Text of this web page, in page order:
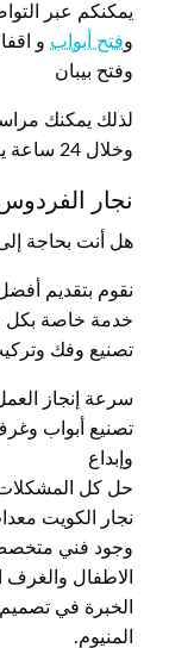
يمكنكم عبر
وفتح أبواب و
وفتح بيبان
لذلك يمكنك
وخلال 24 ساعة يومياً
نجار
هل أنت بحاجة
نقوم بتقديم
خدمة خاصة بكل
تصنيع وفك
سرعة إنجاز
تصنيع أبواب
وإبداع
حل كل المشكلات
نجار الكويت
وجود فني
الاطفال والغرف
الخبرة في
المنيوم.